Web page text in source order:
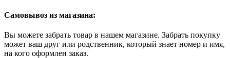
Самовывоз из магазина:
Вы можете забрать товар в нашем магазине. Забрать покупку
может ваш друг или родственник, который знает номер и имя,
на кого оформлен заказ.